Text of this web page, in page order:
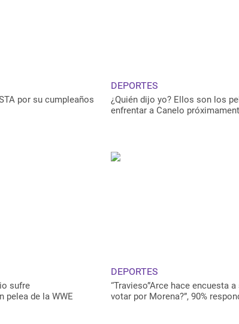
por su cumpleaños
DEPORTES
¿Quién dijo yo? Ellos son los
enfrentar a Canelo
sufre
pelea de la WWE
DEPORTES
“Travieso”Arce hace encuesta
votar por Morena?”, 90%